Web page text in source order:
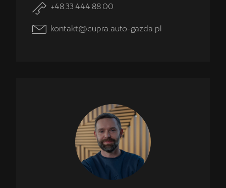
+48 33 444 88 00
kontakt@cupra.auto-gazda.pl